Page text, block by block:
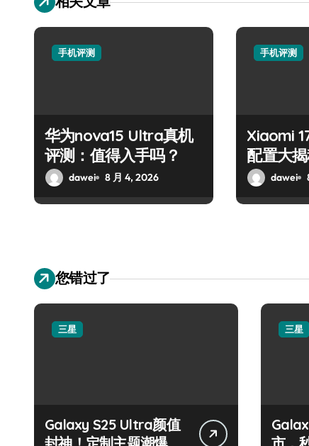
手机评测
华为nova15 Ultra真机
评测：值得入手吗？
dawei 8 月 4, 2026
手机评测
Xiaomi
配置大
dawei
您错过了
三星
Galaxy S25 Ultra颜值
三星